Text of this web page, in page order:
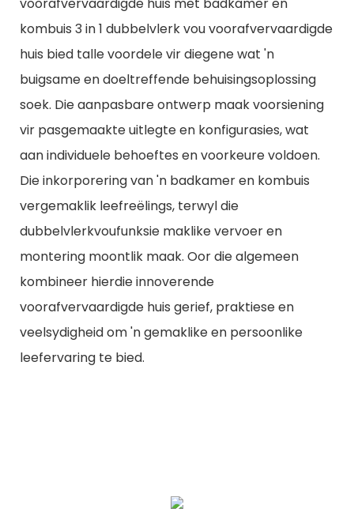
kombuis 3 in 1 dubbelvlerk vou voorafvervaardigde
huis bied talle voordele vir diegene wat 'n
buigsame en doeltreffende behuisingsoplossing
soek. Die aanpasbare ontwerp maak voorsiening
vir pasgemaakte uitlegte en konfigurasies, wat
aan individuele behoeftes en voorkeure voldoen.
Die inkorporering van 'n badkamer en kombuis
vergemaklik leefreëlings, terwyl die
dubbelvlerkvoufunksie maklike vervoer en
montering moontlik maak. Oor die algemeen
kombineer hierdie innoverende
voorafvervaardigde huis gerief, praktiese en
veelsydigheid om 'n gemaklike en persoonlike
leefervaring te bied.